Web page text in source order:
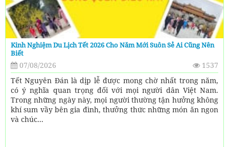
Kinh Nghiệm Du Lịch Tết 2026 Cho Năm Mới Suôn Sẻ Ai Cũng Nên
Biết
07/08/2026
1537
Tết Nguyên Đán là dịp lễ được mong chờ nhất trong năm,
có ý nghĩa quan trọng đối với mọi người dân Việt Nam.
Trong những ngày này, mọi người thường tận hưởng không
khí sum vầy bên gia đình, thưởng thức những món ăn ngon
và chúc...